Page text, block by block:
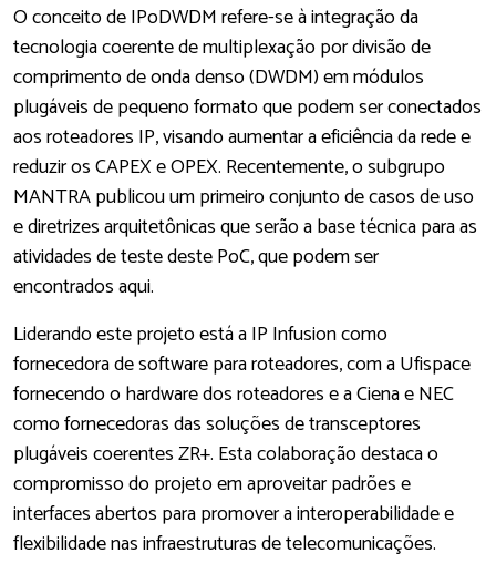
O conceito de IPoDWDM refere-se à integração da
tecnologia coerente de multiplexação por divisão de
comprimento de onda denso (DWDM) em módulos
plugáveis de pequeno formato que podem ser conectados
aos roteadores IP, visando aumentar a eficiência da rede e
reduzir os CAPEX e OPEX. Recentemente, o subgrupo
MANTRA publicou um primeiro conjunto de casos de uso
e diretrizes arquitetônicas que serão a base técnica para as
atividades de teste deste PoC, que podem ser
encontrados aqui.
Liderando este projeto está a IP Infusion como
fornecedora de software para roteadores, com a Ufispace
fornecendo o hardware dos roteadores e a Ciena e NEC
como fornecedoras das soluções de transceptores
plugáveis coerentes ZR+. Esta colaboração destaca o
compromisso do projeto em aproveitar padrões e
interfaces abertos para promover a interoperabilidade e
flexibilidade nas infraestruturas de telecomunicações.